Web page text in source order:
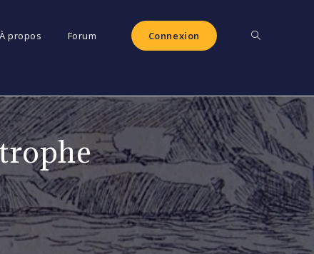
À propos Forum Connexion Toggle
website
search